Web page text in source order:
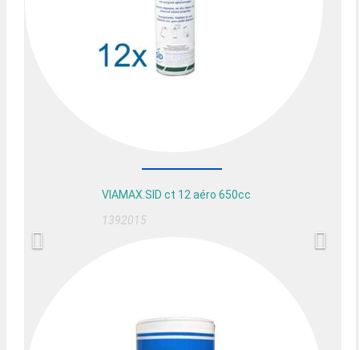
VIAMAX.SID ct 12 aéro 650cc
1392015